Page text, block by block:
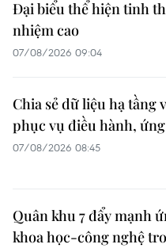
Đại biểu thể hiện tinh
nhiệm cao
07/08/2026 09:04
Chia sẻ dữ liệu hạ tầng
phục vụ điều hành,
07/08/2026 08:45
Quân khu 7 đẩy mạnh
khoa học-công nghệ